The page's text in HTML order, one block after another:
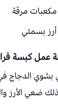
مكعبات مرقة
أرز بسمتي
عمل كبسة
بشوي الدجاج
ضعي الأرز